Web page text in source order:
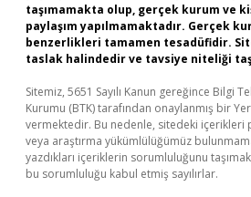
taşımamakta olup, gerçek kurum ve
paylaşım yapılmamaktadır. Gerçek
benzerlikleri tamamen tesadüfidir.
taslak halindedir ve tavsiye niteliği
Sitemiz, 5651 Sayılı Kanun gereğince Bilgi
Kurumu (BTK) tarafından onaylanmış bir
vermektedir. Bu nedenle, sitedeki
veya araştırma yükümlülüğümüz
yazdıkları içeriklerin sorumluluğunu
bu sorumluluğu kabul etmiş sayılırlar.